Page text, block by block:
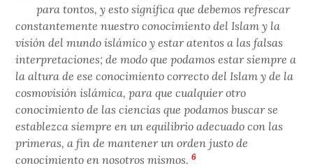
para tontos, y esto significa que debemos refrescar
constantemente nuestro conocimiento del Islam y la
visión del mundo islámico y estar atentos a las falsas
interpretaciones; de modo que podamos estar siempre a
la altura de ese conocimiento correcto del Islam y de la
cosmovisión islámica, para que cualquier otro
conocimiento de las ciencias que podamos buscar se
establezca siempre en un equilibrio adecuado con las
primeras, a fin de mantener un orden justo de
conocimiento en nosotros mismos.6